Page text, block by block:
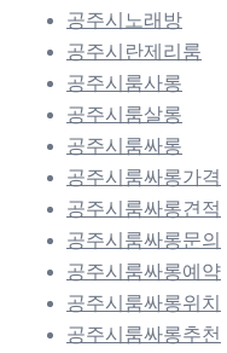
공주시노래방
공주시란제리룸
공주시룸사롱
공주시룸살롱
공주시룸싸롱
공주시룸싸롱가격
공주시룸싸롱견적
공주시룸싸롱문의
공주시룸싸롱예약
공주시룸싸롱위치
공주시룸싸롱추천